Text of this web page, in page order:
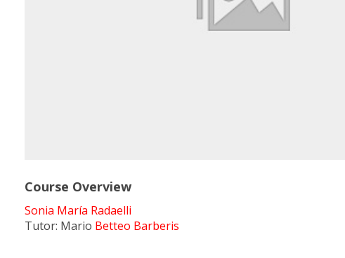
Course Overview
Sonia María Radaelli
Tutor: Mario Betteo Barberis